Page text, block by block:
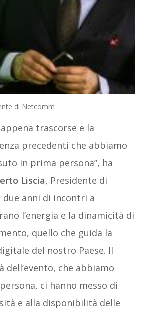
di Netcomm
trascorse e la
precedenti che abbiamo
in prima persona”, ha
Liscia, Presidente di
due anni di incontri a
l’energia e la dinamicità di
quello che guida la
del nostro Paese. Il
dell’evento, che abbiamo
ci hanno messo di
e alla disponibilità delle